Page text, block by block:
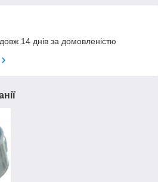
14 днів за домовленістю